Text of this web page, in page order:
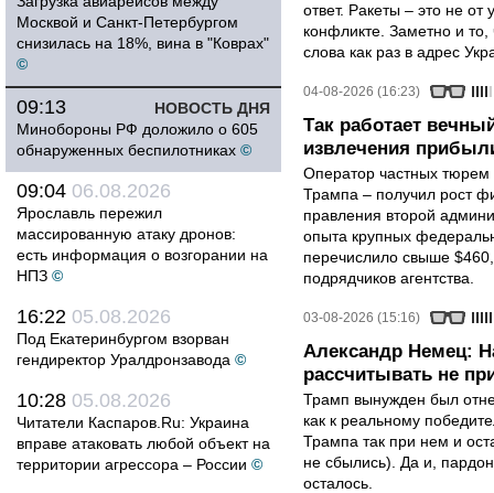
Москвой и Санкт-Петербургом
снизилась на 18%, вина в "Коврах"
©
НОВОСТЬ ДНЯ
09:13
Минобороны РФ доложило о 605
обнаруженных беспилотниках ©
09:04 06.08.2026
Ярославль пережил
массированную атаку дронов:
есть информация о возгорании на
НПЗ ©
16:22 05.08.2026
Под Екатеринбургом взорван
гендиректор Уралдронзавода ©
10:28 05.08.2026
Читатели Каспаров.Ru: Украина
вправе атаковать любой объект на
территории агрессора – России ©
ответ. Ракеты – это не от
конфликте. Заметно и
слова как раз в адрес
04-08-2026 (16:23)
Так работает
извлечения
Оператор частных тюрем
Трампа – получил рост
правления второй
опыта крупных
перечислило свыше
подрядчиков агентства.
03-08-2026 (15:16)
Александр Немец:
рассчитывать не
Трамп вынужден был
как к реальному
Трампа так при нем и
не сбылись). Да и,
осталось.